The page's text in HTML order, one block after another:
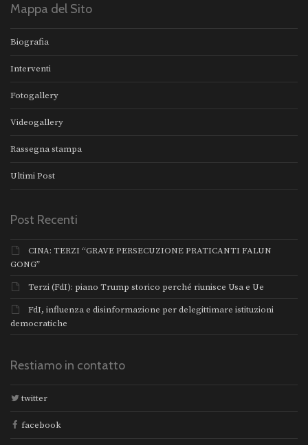
Mappa del Sito
Biografia
Interventi
Fotogallery
Videogallery
Rassegna stampa
Ultimi Post
Post Recenti
CINA: TERZI “GRAVE PERSECUZIONE PRATICANTI FALUN
GONG”
Terzi (FdI): piano Trump storico perché riunisce Usa e Ue
FdI, influenza e disinformazione per delegittimare istituzioni
democratiche
Restiamo in contatto
twitter
facebook